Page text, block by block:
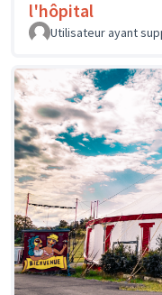
l'hôpital
Utilisateur ayant